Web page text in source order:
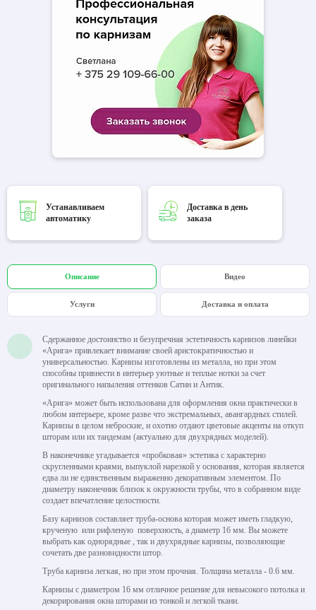
Устанавливаем
автоматику
Доставка в день
заказа
Описание Видео
Услуги Доставка и оплата
Сдержанное достоинство и безупречная эстетичность карнизов линейки
«Арига» привлекает внимание своей аристократичностью и
универсальностью. Карнизы изготовлены из металла, но при этом
способны привнести в интерьер уютные и теплые нотки за счет
оригинального напыления оттенков Сатин и Антик.
«Арига» может быть использована для оформления окна практически в
любом интерьере, кроме разве что экстремальных, авангардных стилей.
Карнизы в целом неброские, и охотно отдают цветовые акценты на откуп
шторам или их тандемам (актуально для двухрядных моделей).
В наконечнике угадывается «пробковая» эстетика с характерно
скругленными краями, выпуклой нарезкой у основания, которая является
едва ли не единственным выраженно декоративным элементом. По
диаметру наконечник близок к окружности трубы, что в собранном виде
создает впечатление целостности.
Базу карнизов составляет труба-основа которая может иметь гладкую,
крученую или рифленую поверхность, а диаметр 16 мм. Вы можете
выбрать как однорядные , так и двухрядные карнизы, позволяющие
сочетать две разновидности штор.
Труба карниза легкая, но при этом прочная. Толщина металла - 0.6 мм.
Карнизы с диаметром 16 мм отличное решение для невысокого потолка и
декорирования окна шторами из тонкой и легкой ткани.